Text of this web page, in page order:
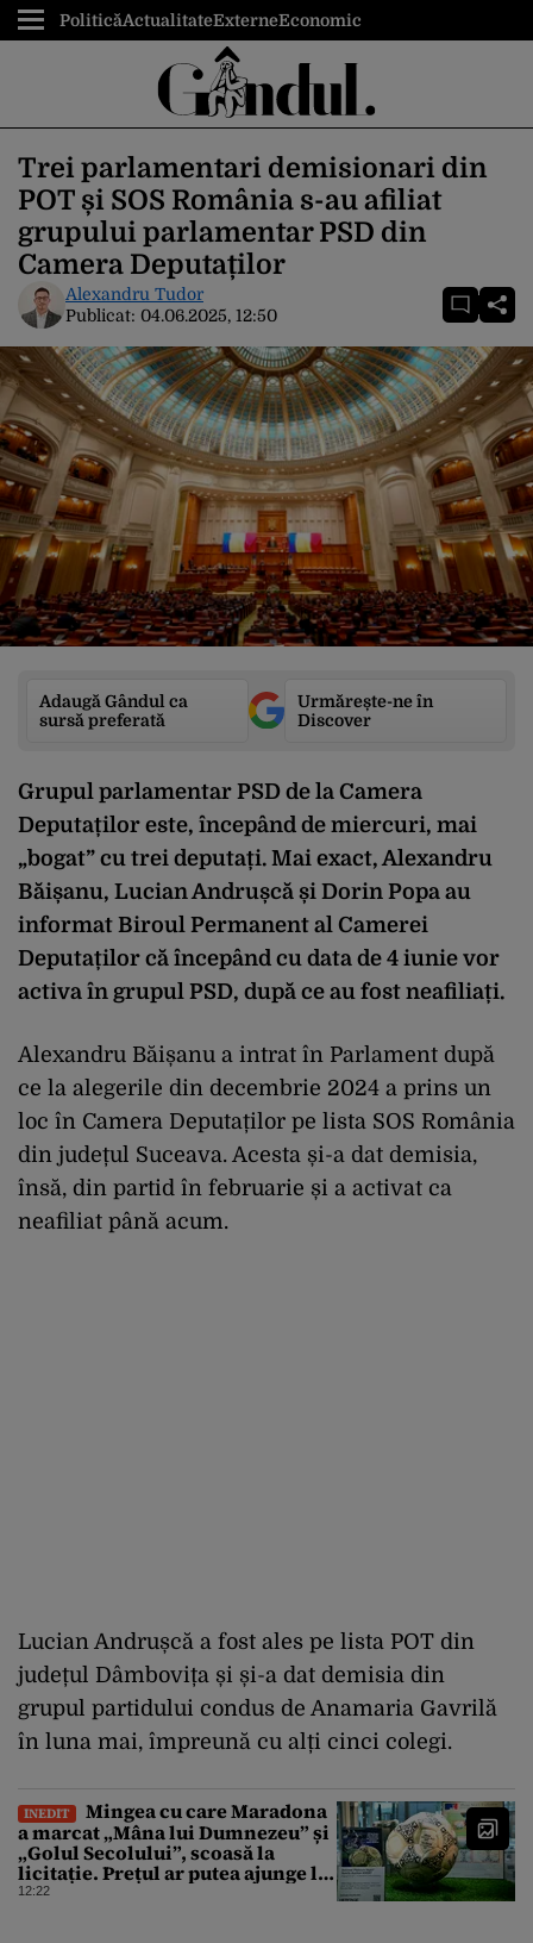
PoliticăActualitateExterneEconomic
Trei parlamentari demisionari din
POT și SOS România s-au afiliat
grupului parlamentar PSD din
Camera Deputaților
Alexandru Tudor
Publicat: 04.06.2025, 12:50
Adaugă Gândul ca
sursă preferată
Urmărește-ne în
Discover
Grupul parlamentar PSD de la Camera
Deputaților este, începând de miercuri, mai
„bogat” cu trei deputați. Mai exact, Alexandru
Băișanu, Lucian Andrușcă și Dorin Popa au
informat Biroul Permanent al Camerei
Deputaților că începând cu data de 4 iunie vor
activa în grupul PSD, după ce au fost neafiliați.
Alexandru Băișanu a intrat în Parlament după
ce la alegerile din decembrie 2024 a prins un
loc în Camera Deputaților pe lista SOS România
din județul Suceava. Acesta și-a dat demisia,
însă, din partid în februarie și a activat ca
neafiliat până acum.
Lucian Andrușcă a fost ales pe lista POT din
județul Dâmbovița și și-a dat demisia din
grupul partidului condus de Anamaria Gavrilă
în luna mai, împreună cu alți cinci colegi.
INEDIT
Mingea cu care Maradona
a marcat „Mâna lui Dumnezeu” și
„Golul Secolului”, scoasă la
licitație. Prețul ar putea ajunge la
10 milioane de dolari
12:22